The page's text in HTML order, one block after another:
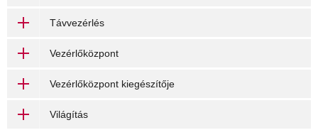
Távvezérlés
Vezérlőközpont
Vezérlőközpont kiegészítője
Világítás